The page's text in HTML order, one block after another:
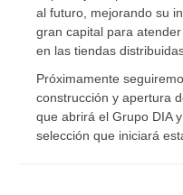
al futuro, mejorando su
gran capital para
en las tiendas
Próximamente
construcción y apertura
que abrirá el Grupo DIA
selección que iniciará